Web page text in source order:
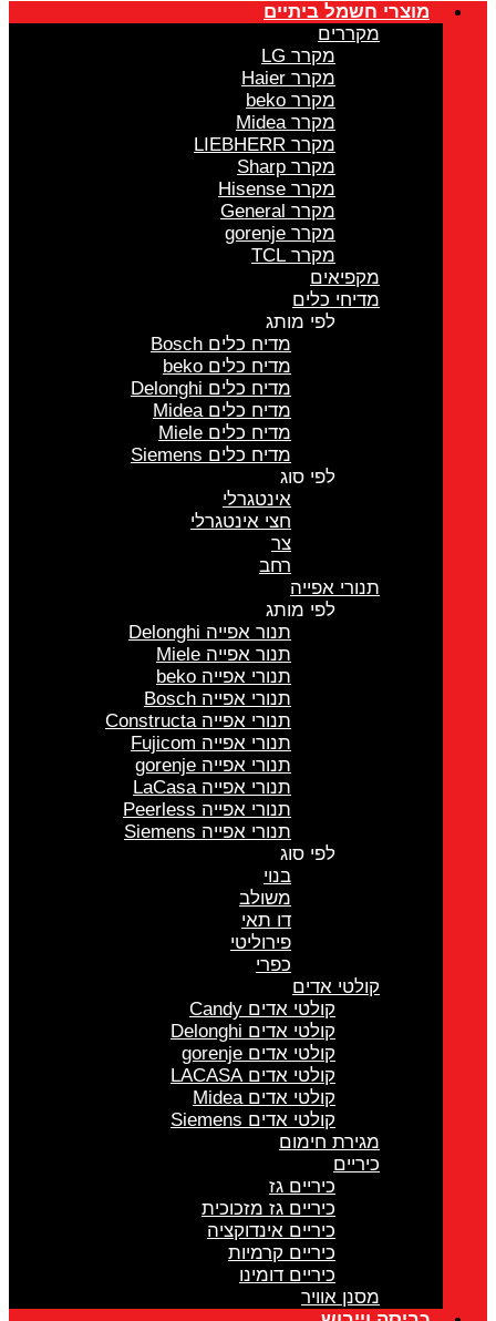
מוצרי חשמל ביתיים
מקררים
מקרר LG
מקרר Haier
מקרר beko
מקרר Midea
מקרר LIEBHERR
מקרר Sharp
מקרר Hisense
מקרר General
מקרר gorenje
מקרר TCL
מקפיאים
מדיחי כלים
לפי מותג
מדיח כלים Bosch
מדיח כלים beko
מדיח כלים Delonghi
מדיח כלים Midea
מדיח כלים Miele
מדיח כלים Siemens
לפי סוג
אינטגרלי
חצי אינטגרלי
צר
רחב
תנורי אפייה
לפי מותג
תנור אפייה Delonghi
תנור אפייה Miele
תנורי אפייה beko
תנורי אפייה Bosch
תנורי אפייה Constructa
תנורי אפייה Fujicom
תנורי אפייה gorenje
תנורי אפייה LaCasa
תנורי אפייה Peerless
תנורי אפייה Siemens
לפי סוג
בנוי
משולב
דו תאי
פירוליטי
כפרי
קולטי אדים
קולטי אדים Candy
קולטי אדים Delonghi
קולטי אדים gorenje
קולטי אדים LACASA
קולטי אדים Midea
קולטי אדים Siemens
מגירת חימום
כיריים
כיריים גז
כיריים גז מזכוכית
כיריים אינדוקציה
כיריים קרמיות
כיריים דומינו
מסנן אוויר